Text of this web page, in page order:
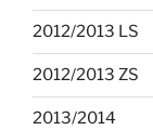
2012/2013 LS
2012/2013 ZS
2013/2014